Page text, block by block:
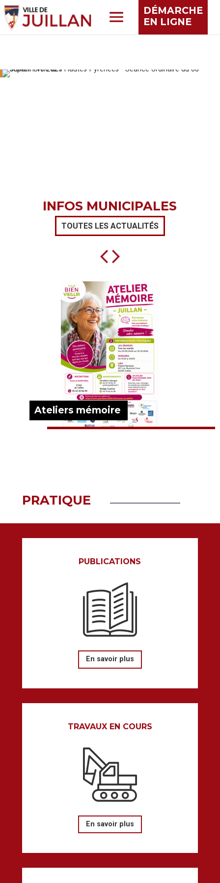
DÉMARCHE
EN LIGNE
INFOS MUNICIPALES
TOUTES LES ACTUALITÉS
Ateliers mémoire
PRATIQUE
PUBLICATIONS
En savoir plus
TRAVAUX EN COURS
En savoir plus